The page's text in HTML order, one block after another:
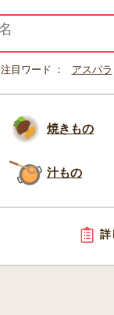
注目ワード アスパラ
焼きもの
汁もの
詳